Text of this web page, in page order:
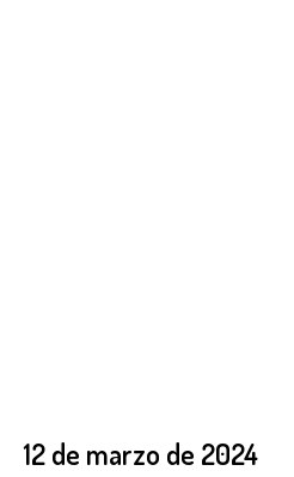
12 de marzo de 2024